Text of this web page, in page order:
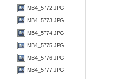
MB4_5772.JPG
MB4_5773.JPG
MB4_5774.JPG
MB4_5775.JPG
MB4_5776.JPG
MB4_5777.JPG